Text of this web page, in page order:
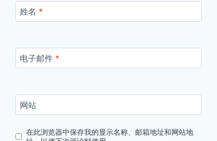
姓名 *
电子邮件 *
网站
在此浏览器中保存我的显示名称、邮箱地址和网站地